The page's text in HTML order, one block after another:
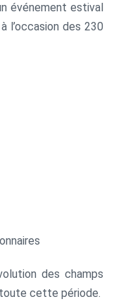
événement estival
l’occasion des 230
des champs
cette période.